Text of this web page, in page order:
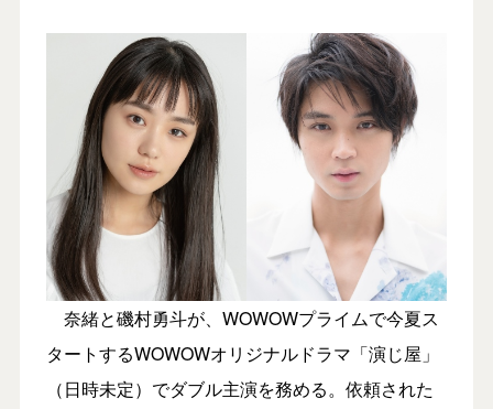
奈緒と磯村勇斗が、WOWOWプライムで今夏ス
タートするWOWOWオリジナルドラマ「演じ屋」
（日時未定）でダブル主演を務める。依頼された